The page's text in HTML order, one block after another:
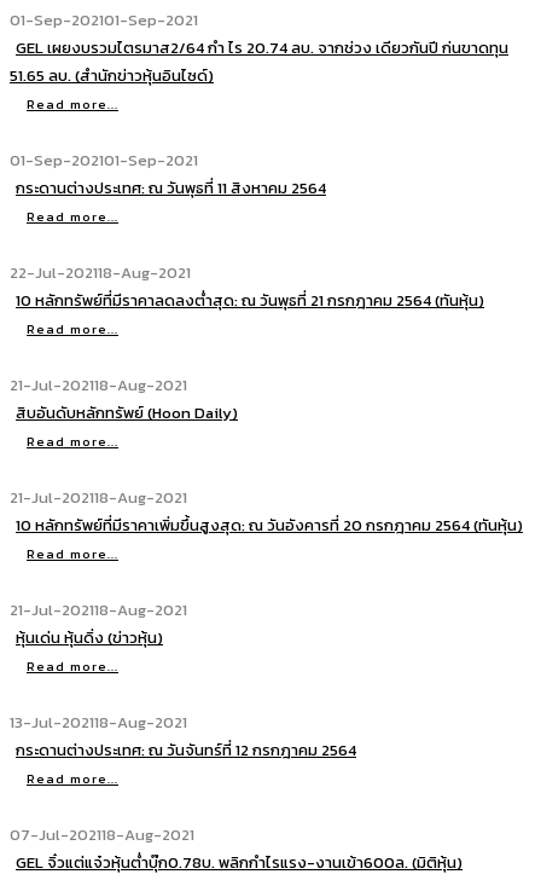
01-Sep-202101-Sep-2021
GEL เผยงบรวมไตรมาส2/64 กำ ไร 20.74 ลบ. จากช่วง เดียวกันปี ก่นขาดทุน
51.65 ลบ. (สำนักข่าวหุ้นอินไซด์)
Read more...
01-Sep-202101-Sep-2021
กระดานต่างประเทศ: ณ วันพุธที่ 11 สิงหาคม 2564
Read more...
22-Jul-202118-Aug-2021
10 หลักทรัพย์ที่มีราคาลดลงต่ำสุด: ณ วันพุธที่ 21 กรกฎาคม 2564 (ทันหุ้น)
Read more...
21-Jul-202118-Aug-2021
สิบอันดับหลักทรัพย์ (Hoon Daily)
Read more...
21-Jul-202118-Aug-2021
10 หลักทรัพย์ที่มีราคาเพิ่มขึ้นสูงสุด: ณ วันอังคารที่ 20 กรกฎาคม 2564 (ทันหุ้น)
Read more...
21-Jul-202118-Aug-2021
หุ้นเด่น หุ้นดิ่ง (ข่าวหุ้น)
Read more...
13-Jul-202118-Aug-2021
กระดานต่างประเทศ: ณ วันจันทร์ที่ 12 กรกฎาคม 2564
Read more...
07-Jul-202118-Aug-2021
GEL จิ๋วแต่แจ๋วหุ้นต่ำบุ๊ก0.78บ. พลิกกำไรแรง-งานเข้า600ล. (มิติหุ้น)